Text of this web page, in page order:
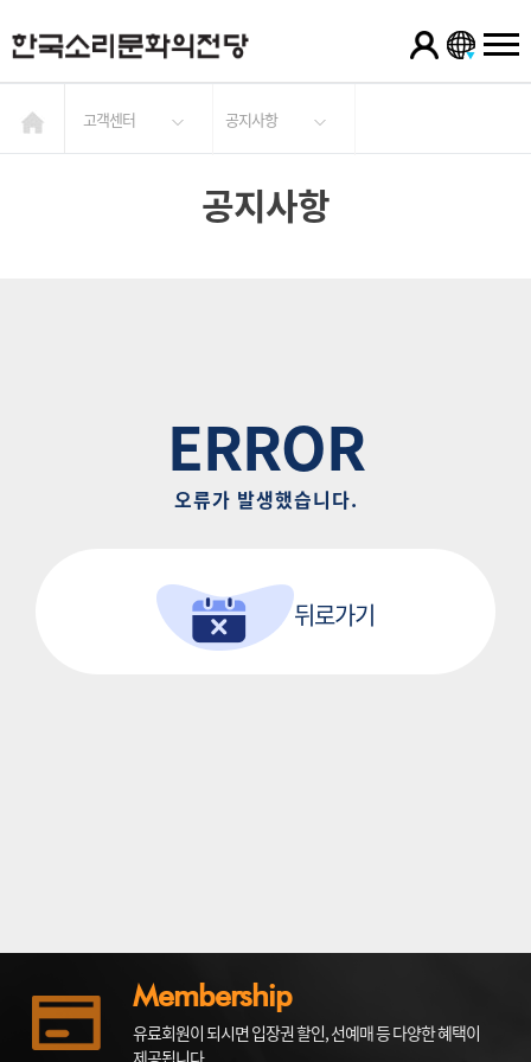
고객센터 공지사항
공지사항
ERROR
오류가 발생했습니다.
뒤로가기
Membership
유료회원이 되시면 입장권 할인, 선예매 등 다양한 혜택이
제공됩니다